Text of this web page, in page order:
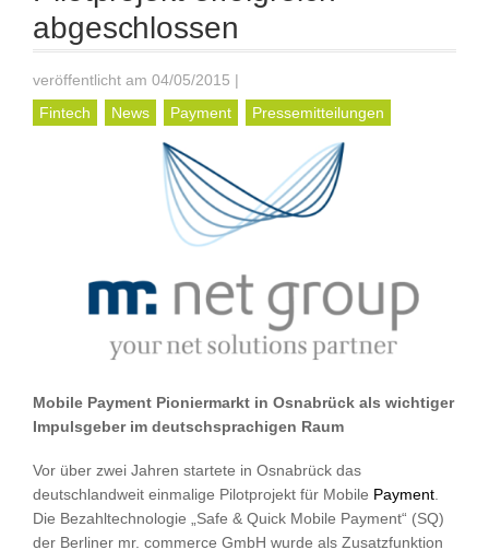
abgeschlossen
veröffentlicht am 04/05/2015 |
Fintech
News Payment Pressemitteilungen
Mobile Payment Pioniermarkt in Osnabrück als wichtiger
Impulsgeber im deutschsprachigen Raum
Vor über zwei Jahren startete in Osnabrück das
deutschlandweit einmalige Pilotprojekt für Mobile Payment
Die Bezahltechnologie „Safe & Quick Mobile Payment“ (SQ)
der Berliner mr. commerce GmbH wurde als Zusatzfunktion